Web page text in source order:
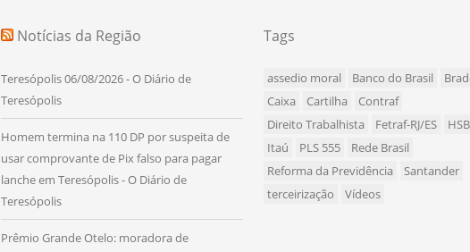
Notícias da Região
Teresópolis 06/08/2026 - O Diário de
Teresópolis
Homem termina na 110 DP por suspeita de
usar comprovante de Pix falso para pagar
lanche em Teresópolis - O Diário de
Teresópolis
Prêmio Grande Otelo: moradora de
Tags
assedio moral Banco do Brasil
Caixa
Cartilha
Contraf
Direito Trabalhista
Fetraf-RJ/ES
Itaú
PLS 555
Rede Brasil
Reforma da Previdência
Santander
terceirização
Vídeos